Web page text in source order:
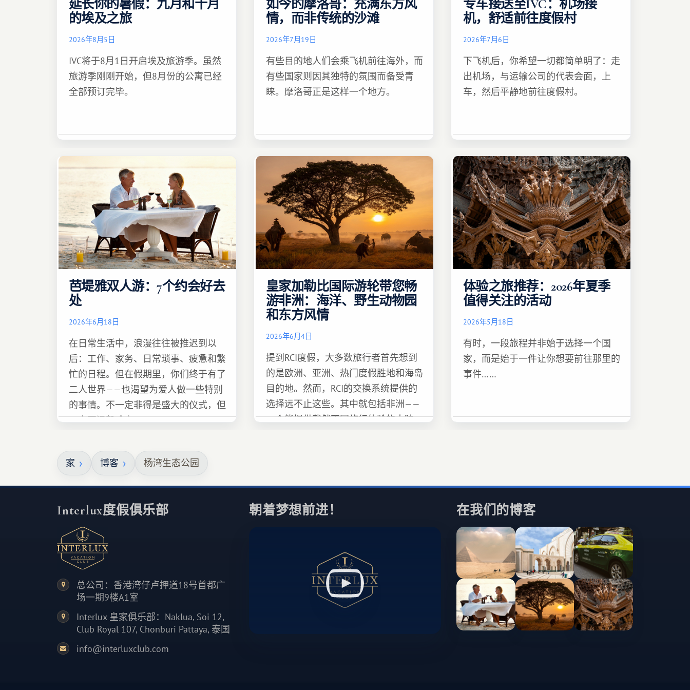
延长你的暑假：九月和十月
的埃及之旅
2026年8月5日
IVC将于8月1日开启埃及旅游季。虽然
旅游季刚刚开始，但8月份的公寓已经
全部预订完毕。
如今的摩洛哥：充满东方风
情，而非传统的沙滩
2026年7月19日
有些目的地人们会乘飞机前往海外，而
有些国家则因其独特的氛围而备受青
睐。摩洛哥正是这样一个地方。
专车接送至IVC：机场接
机，舒适前往度假村
2026年7月6日
下飞机后，你希望一切都简单明了：走
出机场，与运输公司的代表会面，上
车，然后平静地前往度假村。
芭堤雅双人游：7个约会好去
处
2026年6月18日
在日常生活中，浪漫往往被推迟到以
后：工作、家务、日常琐事、疲惫和繁
忙的日程。但在假期里，你们终于有了
二人世界——也渴望为爱人做一些特别
的事情。不一定非得是盛大的仪式，但
一定要温馨难忘 :)
皇家加勒比国际游轮带您畅
游非洲：海洋、野生动物园
和东方风情
2026年6月4日
提到RCI度假，大多数旅行者首先想到
的是欧洲、亚洲、热门度假胜地和海岛
目的地。然而，RCI的交换系统提供的
选择远不止这些。其中就包括非洲——
一个能提供截然不同旅行体验的大陆。
体验之旅推荐：2026年夏季
值得关注的活动
2026年5月18日
有时，一段旅程并非始于选择一个国
家，而是始于一件让你想要前往那里的
事件……
家 博客 杨湾生态公园
Interlux度假俱乐部
总公司：香港湾仔卢押道18号首都广
场一期9楼A1室
Interlux 皇家俱乐部：Naklua, Soi 12,
Club Royal 107, Chonburi Pattaya, 泰国
info@interluxclub.com
朝着梦想前进！ 在我们的博客